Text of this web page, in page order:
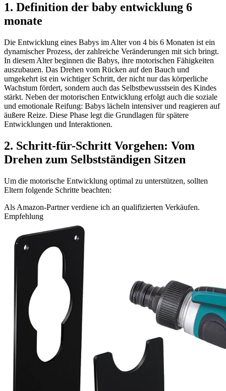
1. Definition der baby entwicklung 6
monate
Die Entwicklung eines Babys im Alter von 4 bis 6 Monaten ist ein
dynamischer Prozess, der zahlreiche Veränderungen mit sich bringt.
In diesem Alter beginnen die Babys, ihre motorischen Fähigkeiten
auszubauen. Das Drehen vom Rücken auf den Bauch und
umgekehrt ist ein wichtiger Schritt, der nicht nur das körperliche
Wachstum fördert, sondern auch das Selbstbewusstsein des Kindes
stärkt. Neben der motorischen Entwicklung erfolgt auch die soziale
und emotionale Reifung: Babys lächeln intensiver und reagieren auf
äußere Reize. Diese Phase legt die Grundlagen für spätere
Entwicklungen und Interaktionen.
2. Schritt-für-Schritt Vorgehen: Vom
Drehen zum Selbstständigen Sitzen
Um die motorische Entwicklung optimal zu unterstützen, sollten
Eltern folgende Schritte beachten:
Als Amazon-Partner verdiene ich an qualifizierten Verkäufen.
Empfehlung